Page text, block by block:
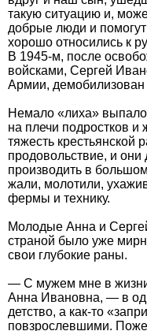
такую ситуацию и,
добрые люди и
хорошо относились к
В 1945-м, после
войсками, Сергей
Армии, демобилизован
Немало «лиха»
на плечи подростков
тяжесть
продовольствие, и они
производить в
жали, молотили,
фермы и технику.
Молодые Анна и
страной было уже
свои глубокие раны.
— С мужем мне в жизни
Анна Ивановна, — в
детство, а как-то
повзрослевшими.